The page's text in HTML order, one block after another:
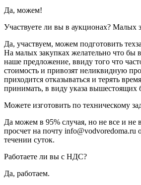
Да, можем!
Участвуете ли вы в аукционах? Малых
Да, участвуем, можем подготовить
На малых закупках желательно что бы
наше предложение, ввиду того что
стоимость и привозят неликвидную
приходится отказываться и терять
принимать, в виду указа вышестоящих
Можете изготовить по техническому
Да можем в 95% случая, но не все и не
просчет на почту info@vodvoredoma.ru
течении суток.
Работаете ли вы с НДС?
Да, работаем.